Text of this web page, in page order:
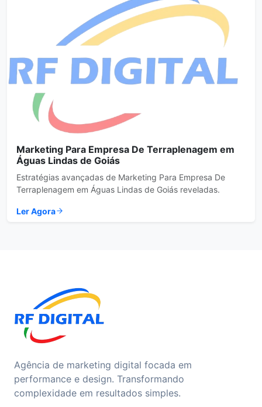
Marketing Para Empresa De Terraplenagem em
Águas Lindas de Goiás
Estratégias avançadas de Marketing Para Empresa De
Terraplenagem em Águas Lindas de Goiás reveladas.
Ler Agora
Agência de marketing digital focada em
performance e design. Transformando
complexidade em resultados simples.